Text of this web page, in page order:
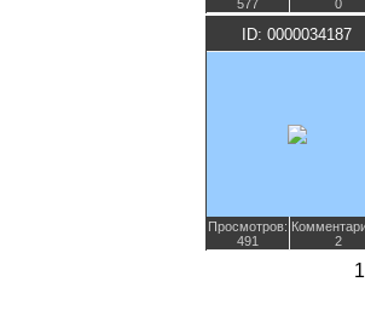
577
0
ID: 0000034187
Просмотров:
491
2
1